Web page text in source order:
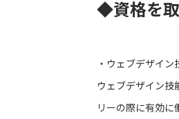
◆資格を
・ウェブデザイン
ウェブデザイン技
リーの際に有効